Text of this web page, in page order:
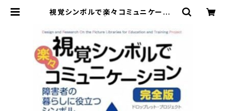
視覚シンボルで楽々コミュニケーショ